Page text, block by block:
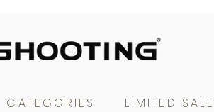
CATEGORIES LIMITED SALE